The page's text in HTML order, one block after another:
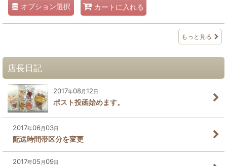
オプション選択 カートに入れる
もっと見る
店長日記
2017年08月12日
ポスト投函始めます。
2017年06月03日
配送時間帯区分を変更
2017年05 月09日